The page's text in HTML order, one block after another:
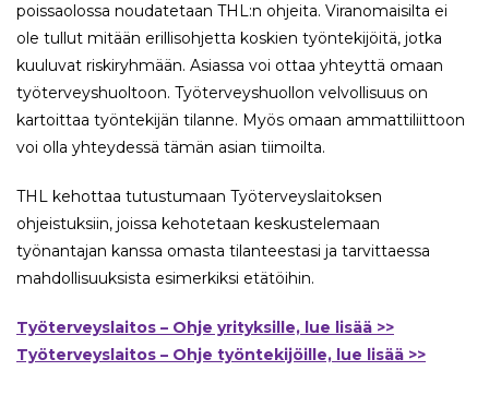
poissaolossa noudatetaan THL:n ohjeita. Viranomaisilta ei
ole tullut mitään erillisohjetta koskien työntekijöitä, jotka
kuuluvat riskiryhmään. Asiassa voi ottaa yhteyttä omaan
työterveyshuoltoon. Työterveyshuollon velvollisuus on
kartoittaa työntekijän tilanne. Myös omaan ammattiliittoon
voi olla yhteydessä tämän asian tiimoilta.
THL kehottaa tutustumaan Työterveyslaitoksen
ohjeistuksiin, joissa kehotetaan keskustelemaan
työnantajan kanssa omasta tilanteestasi ja tarvittaessa
mahdollisuuksista esimerkiksi etätöihin.
Työterveyslaitos – Ohje yrityksille, lue lisää >>
Työterveyslaitos – Ohje työntekijöille, lue lisää >>